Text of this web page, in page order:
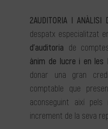
2AUDITORIA I ANÀLISI
despatx especialitzat
d’auditoria de
ànim de lucre i en les
donar una gran
comptable que
aconseguint així
increment de la seva